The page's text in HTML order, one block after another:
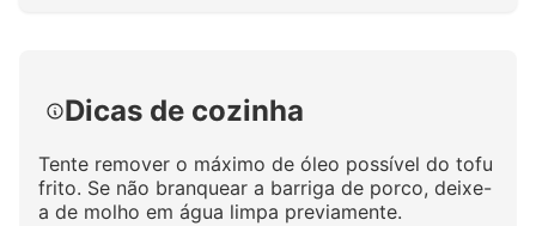
Dicas de cozinha
Tente remover o máximo de óleo possível do tofu
frito. Se não branquear a barriga de porco, deixe-
a de molho em água limpa previamente.